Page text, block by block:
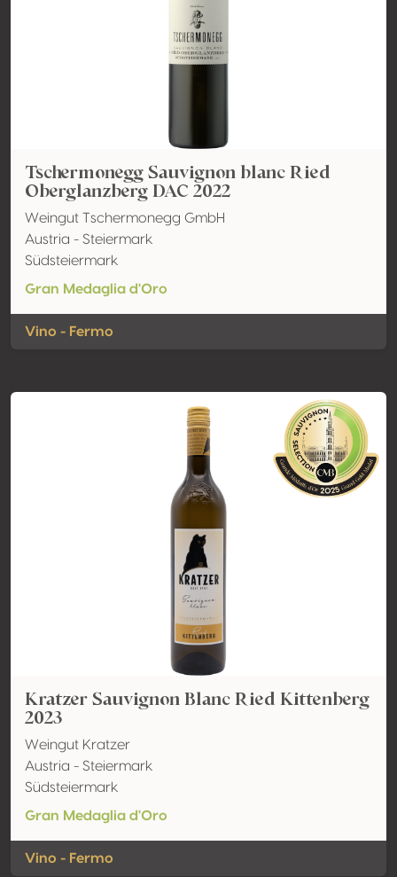
Tschermonegg Sauvignon blanc Ried
Oberglanzberg DAC 2022
Weingut Tschermonegg GmbH
Austria - Steiermark
Südsteiermark
Gran Medaglia d'Oro
Vino - Fermo
Kratzer Sauvignon Blanc Ried Kittenberg
2023
Weingut Kratzer
Austria - Steiermark
Südsteiermark
Gran Medaglia d'Oro
Vino - Fermo